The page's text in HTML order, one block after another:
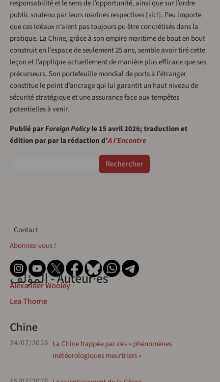
responsabilité et le sens de l’opportunité, ainsi que sur l’ordre
public soutenu par leurs marines respectives [sic!]. Peu importe
que ces idéaux n’aient pas toujours pu être concrétisés dans la
pratique. La Chine, grâce à son empire maritime de bout en bout
construit en l’espace de seulement 25 ans, semble avoir tiré cette
leçon et l’applique actuellement de manière plus efficace que ses
précurseurs. Son portefeuille mondial de ports à l’étranger
constitue le point d’ancrage qui lui garantit un haut niveau de
sécurité stratégique et une assurance face aux tempêtes
potentielles à venir.
Publié parForeign Policyle 15 avril 2026; traduction et
édition par par la rédaction d’A l’Encontre
Contact
Contact
Abonnez-vous !
المؤلف - Auteur·esAlexander Wooley
Lea Thome
Chine
24/07/2026 La Chine frappée par des « phénomènes
météorologiques meurtriers »